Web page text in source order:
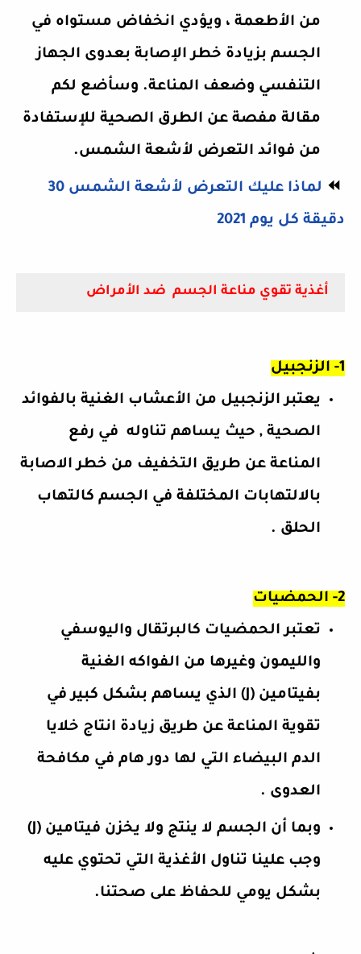
من الأطعمة ، ويؤدي انخفاض مستواه في
الجسم بزيادة خطر الإصابة بعدوى الجهاز
التنفسي وضعف المناعة. وسأضع لكم
مقالة مفصة عن الطرق الصحية للإستفادة
من فوائد التعرض لأشعة الشمس.
⏪
لماذا عليك التعرض لأشعة الشمس 30
دقيقة كل يوم 2021
أغذية تقوي مناعة الجسم ضد الأمراض
1- الزنجبيل
يعتبر الزنجبيل من الأعشاب الغنية بالفوائد
الصحية , حيث يساهم تناوله في رفع
المناعة عن طريق التخفيف من خطر الاصابة
بالالتهابات المختلفة في الجسم كالتهاب
الحلق .
2- الحمضيات
تعتبر الحمضيات كالبرتقال واليوسفي
والليمون وغيرها من الفواكه الغنية
بفيتامين (J) الذي يساهم بشكل كبير في
تقوية المناعة عن طريق زيادة انتاج خلايا
الدم البيضاء التي لها دور هام في مكافحة
العدوى .
وبما أن الجسم لا ينتج ولا يخزن فيتامين (J)
وجب علينا تناول الأغذية التي تحتوي عليه
بشكل يومي للحفاظ على صحتنا.